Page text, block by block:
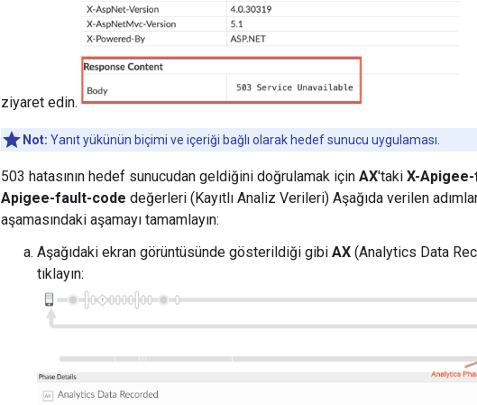
ziyaret edin.
Not: Yanıt yükünün biçimi ve içeriği bağlı olarak hedef sunucu uygulaması.
503 hatasının hedef sunucudan geldiğini doğrulamak için AX'taki X-
Apigee-fault-code değerleri (Kayıtlı Analiz Verileri) Aşağıda verilen
aşamasındaki aşamayı tamamlayın:
Aşağıdaki ekran görüntüsünde gösterildiği gibi AX (Analytics Data
tıklayın: